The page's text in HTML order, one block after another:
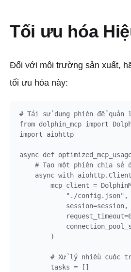
Tối ưu hóa
Đối với môi trường sản xuất,
tối ưu hóa này:
# Tái sử dụng phiên để
from dolphin_mcp import
import aiohttp
async def
# Tạo một phiên chia sẻ
async with
mcp_client =
            "./config.json",
            session=session,
        )
# Xử lý nhiều cuộc
        tasks = []